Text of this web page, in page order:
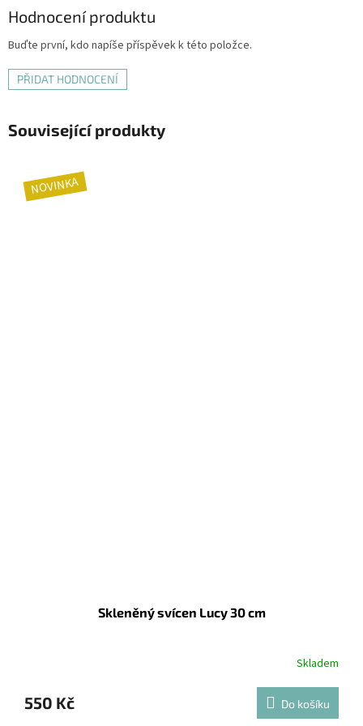
Hodnocení produktu
Buďte první, kdo napíše příspěvek k této položce.
PŘIDAT HODNOCENÍ
Související produkty
NOVINKA
Skleněný svícen Lucy 30 cm
Skladem
550 Kč Do košíku